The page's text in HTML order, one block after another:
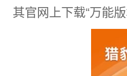
其官网上下载“万能